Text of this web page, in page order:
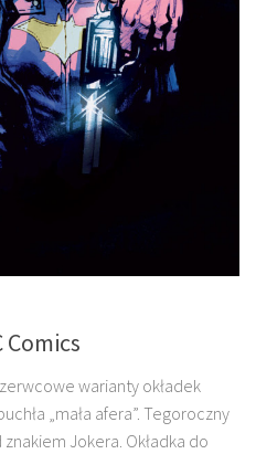
Comics
warianty okładek
„mała afera”. Tegoroczny
Jokera. Okładka do